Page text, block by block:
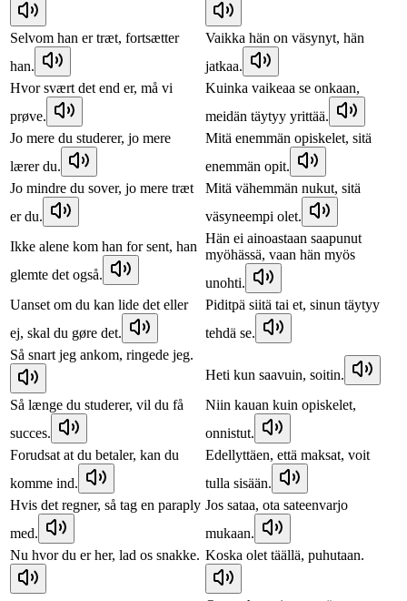
Selvom han er træt, fortsætter
han.
Vaikka hän on väsynyt, hän
jatkaa.
Hvor svært det end er, må vi
prøve.
Kuinka vaikeaa se onkaan,
meidän täytyy yrittää.
Jo mere du studerer, jo mere
lærer du.
Mitä enemmän opiskelet, sitä
enemmän opit.
Jo mindre du sover, jo mere træt
er du.
Mitä vähemmän nukut, sitä
väsyneempi olet.
Ikke alene kom han for sent, han
glemte det også.
Hän ei ainoastaan saapunut
myöhässä, vaan hän myös
unohti.
Uanset om du kan lide det eller
ej, skal du gøre det.
Piditpä siitä tai et, sinun täytyy
tehdä se.
Så snart jeg ankom, ringede jeg.
Heti kun saavuin, soitin.
Så længe du studerer, vil du få
succes.
Niin kauan kuin opiskelet,
onnistut.
Forudsat at du betaler, kan du
komme ind.
Edellyttäen, että maksat, voit
tulla sisään.
Hvis det regner, så tag en paraply
med.
Jos sataa, ota sateenvarjo
mukaan.
Nu hvor du er her, lad os snakke. Koska olet täällä, puhutaan.